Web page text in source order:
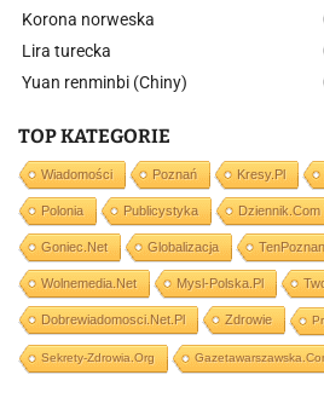
Korona norweska
Lira turecka
Yuan renminbi (Chiny)
TOP KATEGORIE
Wiadomości Poznań Kresy.pl
Polonia Publicystyka Dziennik.com
Goniec.net Globalizacja
Wolnemedia.net Mysl-Polska.pl
Dobrewiadomosci.net.pl Zdrowie
Sekrety-Zdrowia.org